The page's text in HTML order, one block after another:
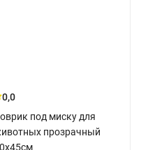
0,0
под миску для
прозрачный